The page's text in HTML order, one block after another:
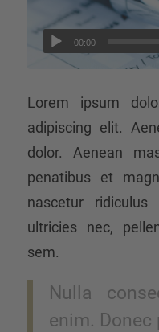
00:00
Lorem ipsum
adipiscing elit.
dolor. Aenean
penatibus et
nascetur
ultricies nec,
sem.
Nulla
enim.